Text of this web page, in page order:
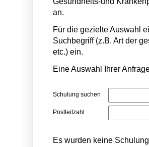
an.
Für die gezielte Auswahl
Suchbegriff (z.B. Art der
etc.) ein.
Eine Auswahl Ihrer
Schulung suchen
Postleitzahl
Es wurden keine